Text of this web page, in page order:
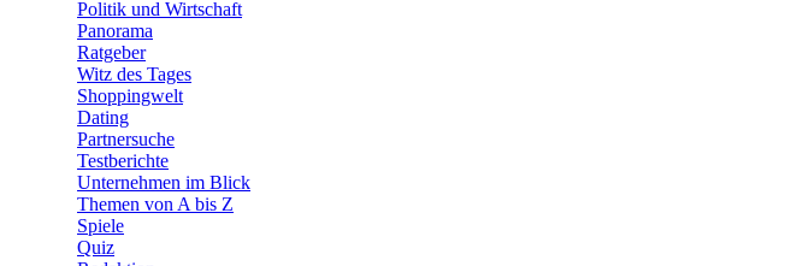
Politik und Wirtschaft
Panorama
Ratgeber
Witz des Tages
Shoppingwelt
Dating
Partnersuche
Testberichte
Unternehmen im Blick
Themen von A bis Z
Spiele
Quiz